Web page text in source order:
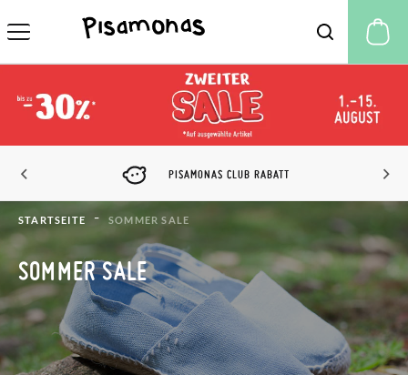
PISAMONAS CLUB RABATT
STARTSEITE SOMMER SALE
SOMMER SALE